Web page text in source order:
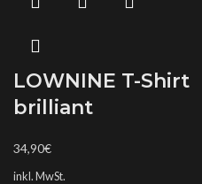
LOWNINE T-Shirt
brilliant
34,90€
inkl. MwSt.